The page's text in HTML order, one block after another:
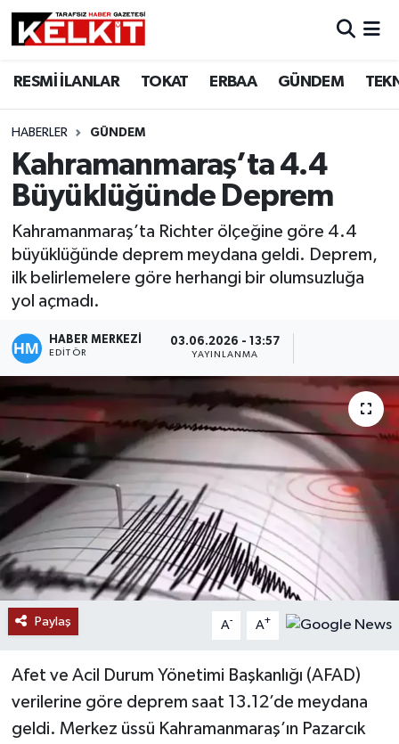
RESMİ İLANLAR TOKAT ERBAA GÜNDEM
HABERLER GÜNDEM
Kahramanmaraş’ta 4.4
Büyüklüğünde Deprem
Kahramanmaraş’ta Richter ölçeğine göre 4.4
büyüklüğünde deprem meydana geldi. Deprem,
ilk belirlemelere göre herhangi bir olumsuzluğa
yol açmadı.
HABER MERKEZİ
EDITÖR
03.06.2026 - 13:57
YAYINLANMA
Paylaş A- A+
Afet ve Acil Durum Yönetimi Başkanlığı (AFAD)
verilerine göre deprem saat 13.12’de meydana
geldi. Merkez üssü Kahramanmaraş’ın Pazarcık